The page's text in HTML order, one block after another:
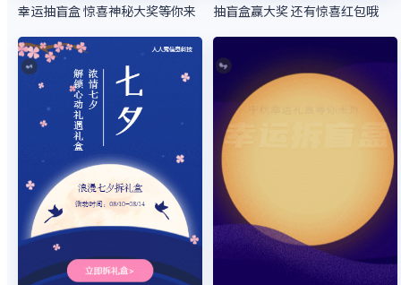
幸运抽盲盒 惊喜神秘大奖等你来 抽盲盒赢大奖 还有惊喜红包哦